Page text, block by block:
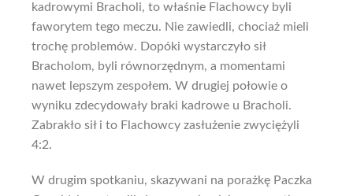
kadrowymi Bracholi, to właśnie Flachowcy byli
faworytem tego meczu. Nie zawiedli, chociaż mieli
trochę problemów. Dopóki wystarczyło sił
Bracholom, byli równorzędnym, a momentami
nawet lepszym zespołem. W drugiej połowie o
wyniku zdecydowały braki kadrowe u Bracholi.
Zabrakło sił i to Flachowcy zasłużenie zwyciężyli
4:2.
W drugim spotkaniu, skazywani na porażkę Paczka